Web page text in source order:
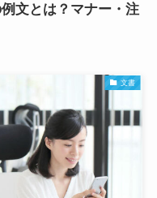
文とは？マナー・注
文書